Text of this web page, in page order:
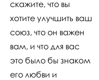
скажите, что вы
хотите улучшить ваш
союз, что он важен
вам, и что для вас
это было бы знаком
его любви и